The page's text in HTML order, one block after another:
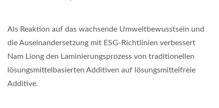
Als Reaktion auf das wachsende Umweltbewusstsein und
die Auseinandersetzung mit ESG-Richtlinien verbessert
Nam Liong den Laminierungsprozess von traditionellen
lösungsmittelbasierten Additiven auf lösungsmittelfreie
Additive.